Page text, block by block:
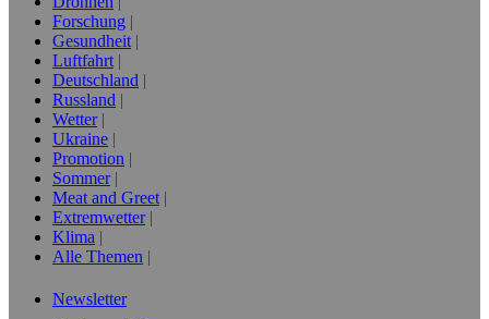
Forschung
Gesundheit
Luftfahrt
Deutschland
Russland
Wetter
Ukraine
Promotion
Sommer
Meat and Greet
Extremwetter
Klima
Alle Themen
Newsletter